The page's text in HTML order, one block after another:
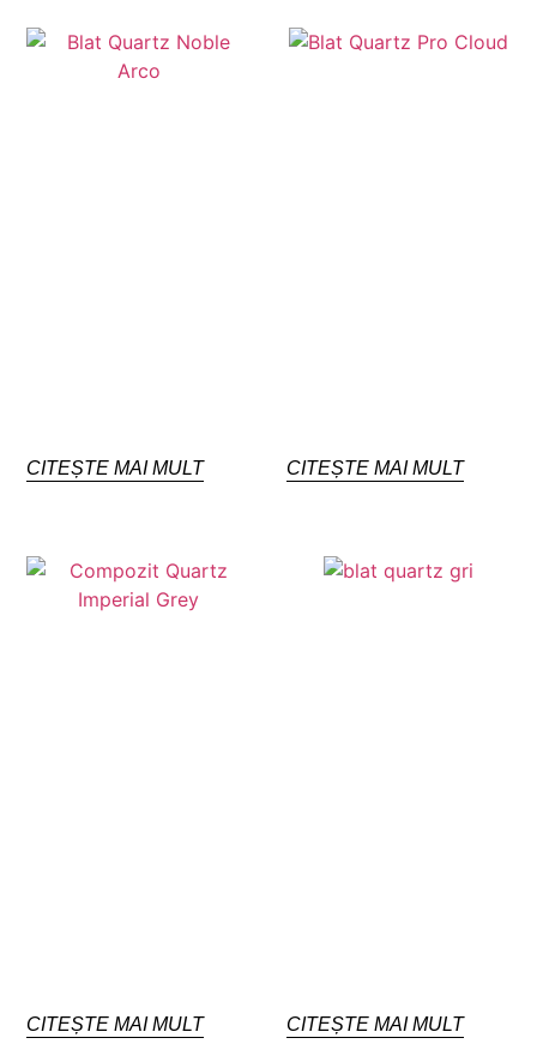
CITEȘTE MAI MULT CITEȘTE MAI MULT
CITEȘTE MAI MULT CITEȘTE MAI MULT